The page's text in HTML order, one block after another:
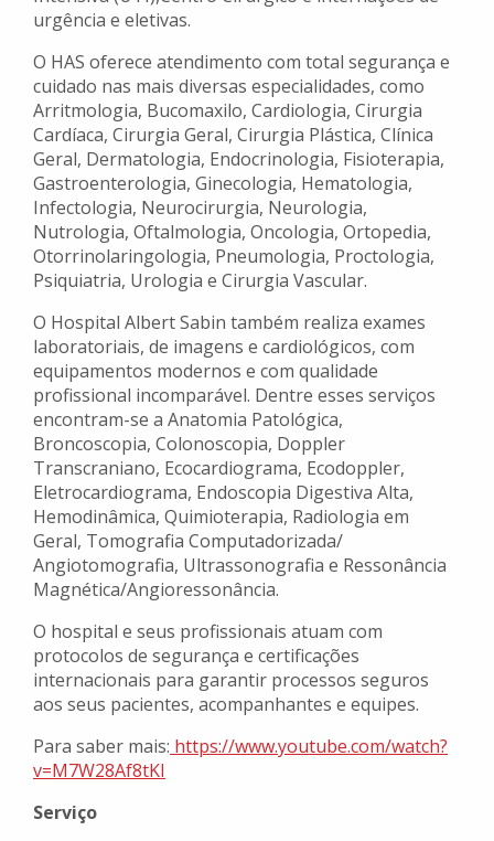
urgência e eletivas.
O HAS oferece atendimento com total segurança e
cuidado nas mais diversas especialidades, como
Arritmologia, Bucomaxilo, Cardiologia, Cirurgia
Cardíaca, Cirurgia Geral, Cirurgia Plástica, Clínica
Geral, Dermatologia, Endocrinologia, Fisioterapia,
Gastroenterologia, Ginecologia, Hematologia,
Infectologia, Neurocirurgia, Neurologia,
Nutrologia, Oftalmologia, Oncologia, Ortopedia,
Otorrinolaringologia, Pneumologia, Proctologia,
Psiquiatria, Urologia e Cirurgia Vascular.
O Hospital Albert Sabin também realiza exames
laboratoriais, de imagens e cardiológicos, com
equipamentos modernos e com qualidade
profissional incomparável. Dentre esses serviços
encontram-se a Anatomia Patológica,
Broncoscopia, Colonoscopia, Doppler
Transcraniano, Ecocardiograma, Ecodoppler,
Eletrocardiograma, Endoscopia Digestiva Alta,
Hemodinâmica, Quimioterapia, Radiologia em
Geral, Tomografia Computadorizada/
Angiotomografia, Ultrassonografia e Ressonância
Magnética/Angioressonância.
O hospital e seus profissionais atuam com
protocolos de segurança e certificações
internacionais para garantir processos seguros
aos seus pacientes, acompanhantes e equipes.
Para saber mais: https://www.youtube.com/watch?
v=M7W28Af8tKI
Serviço